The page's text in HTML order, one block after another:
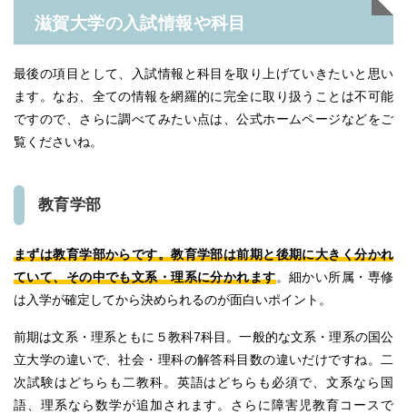
滋賀大学の入試情報や科目
最後の項目として、入試情報と科目を取り上げていきたいと思い
ます。なお、全ての情報を網羅的に完全に取り扱うことは不可能
ですので、さらに調べてみたい点は、公式ホームページなどをご
覧くださいね。
教育学部
まずは教育学部からです。教育学部は前期と後期に大きく分かれ
ていて、その中でも文系・理系に分かれます。細かい所属・専修
は入学が確定してから決められるのが面白いポイント。
前期は文系・理系ともに５教科7科目。一般的な文系・理系の国公
立大学の違いで、社会・理科の解答科目数の違いだけですね。二
次試験はどちらも二教科。英語はどちらも必須で、文系なら国
語、理系なら数学が追加されます。さらに障害児教育コースで